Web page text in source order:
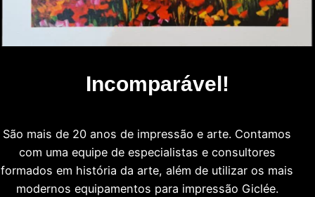
Incomparável!
São mais de 20 anos de impressão e arte. Contamos
com uma equipe de especialistas e consultores
formados em história da arte, além de utilizar os mais
modernos equipamentos para impressão Giclée.